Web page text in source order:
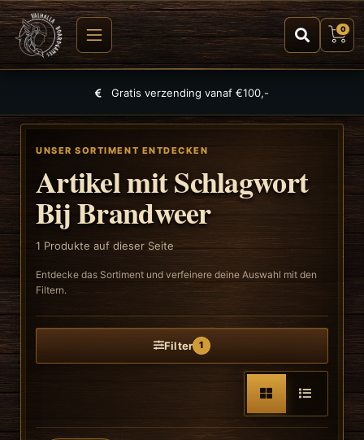
0
Gratis verzending vanaf €100,-
UNSER SORTIMENT ENTDECKEN
Artikel mit Schlagwort
Bij Brandweer
1 Produkte auf dieser Seite
Entdecke das Sortiment und verfeinere deine Auswahl mit den
Filtern.
Filter 1